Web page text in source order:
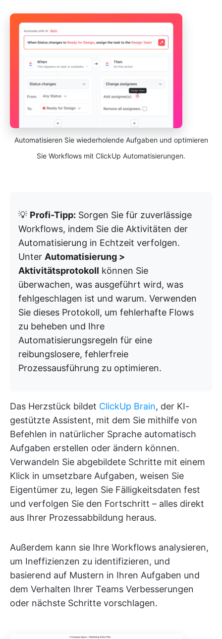
Automatisieren Sie wiederholende Aufgaben und optimieren
Sie Workflows mit ClickUp Automatisierungen.
💡 Profi-Tipp: Sorgen Sie für zuverlässige
Workflows, indem Sie die Aktivitäten der
Automatisierung in Echtzeit verfolgen.
Unter Automatisierung >
Aktivitätsprotokoll können Sie
überwachen, was ausgeführt wird, was
fehlgeschlagen ist und warum. Verwenden
Sie dieses Protokoll, um fehlerhafte Flows
zu beheben und Ihre
Automatisierungsregeln für eine
reibungslosere, fehlerfreie
Prozessausführung zu optimieren.
Das Herzstück bildet ClickUp Brain, der KI-
gestützte Assistent, mit dem Sie mithilfe von
Befehlen in natürlicher Sprache automatisch
Aufgaben erstellen oder ändern können.
Verwandeln Sie abgebildete Schritte mit einem
Klick in umsetzbare Aufgaben, weisen Sie
Eigentümer zu, legen Sie Fälligkeitsdaten fest
und verfolgen Sie den Fortschritt – alles direkt
aus Ihrer Prozessabbildung heraus.
Außerdem kann sie Ihre Workflows analysieren,
um Ineffizienzen zu identifizieren, und
basierend auf Mustern in Ihren Aufgaben und
dem Verhalten Ihrer Teams Verbesserungen
oder nächste Schritte vorschlagen.